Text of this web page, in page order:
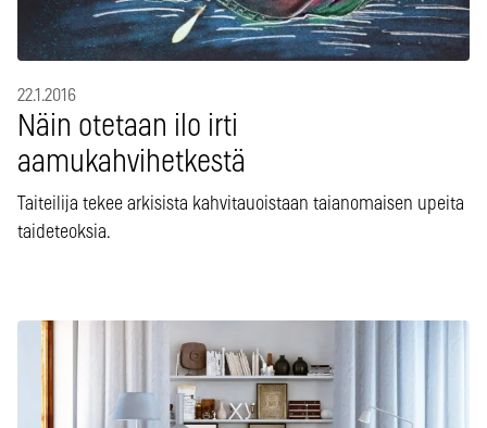
22.1.2016
Näin otetaan ilo irti
aamukahvihetkestä
Taiteilija tekee arkisista kahvitauoistaan taianomaisen upeita
taideteoksia.